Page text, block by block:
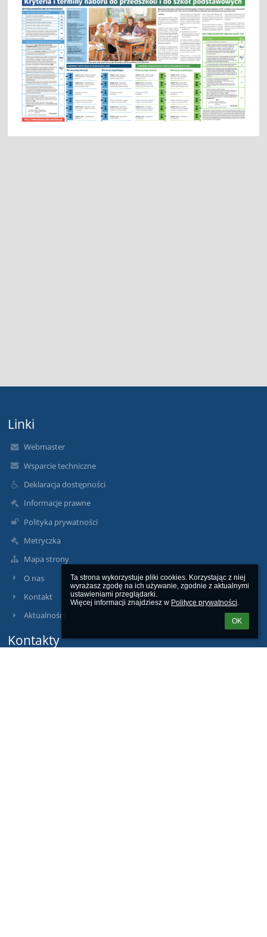
Ta strona wykorzystuje pliki cookies. Korzystając z niej
wyrażasz zgodę na ich używanie, zgodnie z aktualnymi
ustawieniami przeglądarki.
Więcej informacji znajdziesz w Polityce prywatności.
OK
Linki
Webmaster
Wsparcie techniczne
Deklaracja dostępności
Informacje prawne
Polityka prywatności
Metryczka
Mapa strony
O nas
Kontakt
Aktualności
Kontakty